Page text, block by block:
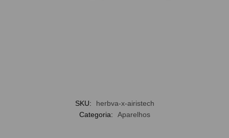
SKU:
herbva-x-airistech
Categoria:
Aparelhos